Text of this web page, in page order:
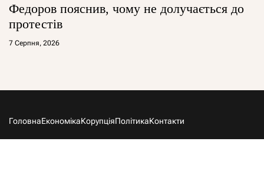
Федоров пояснив, чому не долучається до
протестів
7 Серпня, 2026
ГоловнаЕкономікаКорупціяПолітикаКонтакти